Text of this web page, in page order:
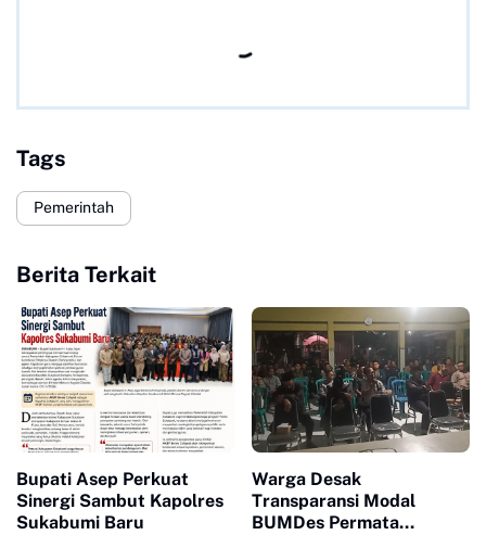
Tags
Pemerintah
Berita Terkait
Bupati Asep Perkuat
Sinergi Sambut Kapolres
Sukabumi Baru
Warga Desak
Transparansi Modal
BUMDes Permata